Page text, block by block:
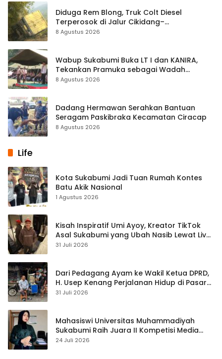
Diduga Rem Blong, Truk Colt Diesel
Terperosok di Jalur Cikidang–
Palabuhanratu
8 Agustus 2026
Wabup Sukabumi Buka LT I dan KANIRA,
Tekankan Pramuka sebagai Wadah
Pembentukan Karakter
8 Agustus 2026
Dadang Hermawan Serahkan Bantuan
Seragam Paskibraka Kecamatan Ciracap
8 Agustus 2026
Life
Kota Sukabumi Jadi Tuan Rumah Kontes
Batu Akik Nasional
1 Agustus 2026
Kisah Inspiratif Umi Ayoy, Kreator TikTok
Asal Sukabumi yang Ubah Nasib Lewat Live
Streaming
31 Juli 2026
Dari Pedagang Ayam ke Wakil Ketua DPRD,
H. Usep Kenang Perjalanan Hidup di Pasar
Cisaat
31 Juli 2026
Mahasiswi Universitas Muhammadiyah
Sukabumi Raih Juara II Kompetisi Media
Pembelajaran Digital Tingkat Internasional
24 Juli 2026